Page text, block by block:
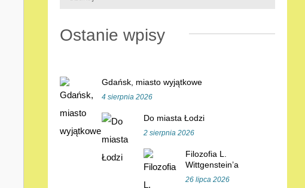
Ostanie wpisy
Gdańsk, miasto wyjątkowe
4 sierpnia 2026
Do miasta Łodzi
2 sierpnia 2026
Filozofia L.
Wittgenstein’a
26 lipca 2026